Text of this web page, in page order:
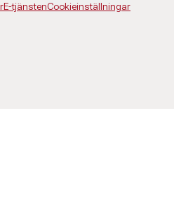
E-tjänstenCookieinställningar